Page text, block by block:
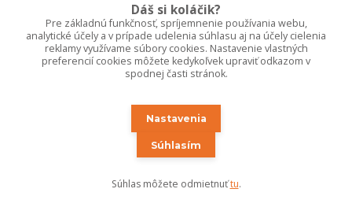
Dáš si koláčik?
Pre základnú funkčnosť, spríjemnenie používania webu,
analytické účely a v prípade udelenia súhlasu aj na účely cielenia
reklamy využívame súbory cookies. Nastavenie vlastných
preferencií cookies môžete kedykoľvek upraviť odkazom v
spodnej časti stránok.
Nastavenia
Súhlasím
Súhlas môžete odmietnuťtu.